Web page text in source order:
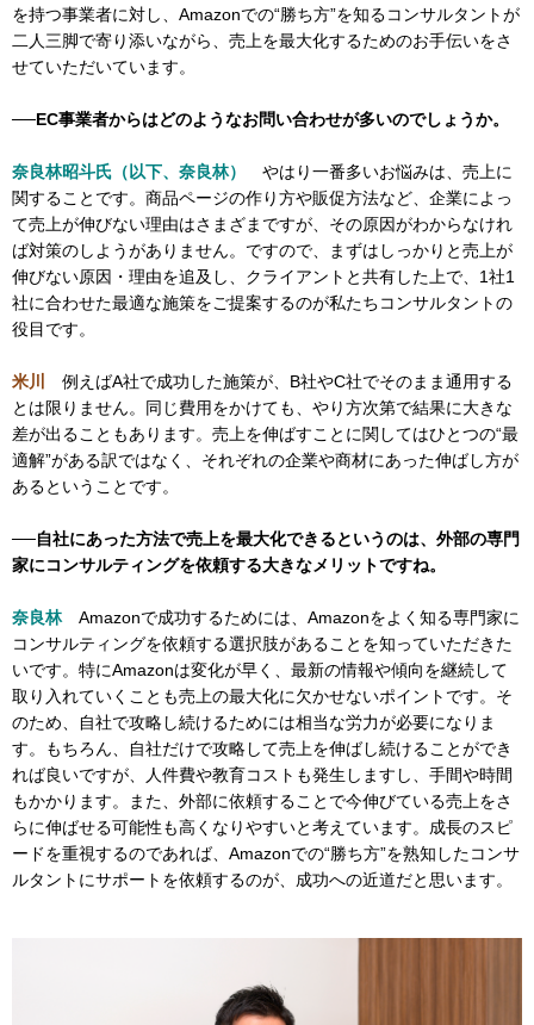
を持つ事業者に対し、Amazonでの“勝ち方”を知るコンサルタントが
二人三脚で寄り添いながら、売上を最大化するためのお手伝いをさ
せていただいています。
──EC事業者からはどのようなお問い合わせが多いのでしょうか。
奈良林昭斗氏（以下、奈良林）
やはり一番多いお悩みは、売上に
関することです。商品ページの作り方や販促方法など、企業によっ
て売上が伸びない理由はさまざまですが、その原因がわからなけれ
ば対策のしようがありません。ですので、まずはしっかりと売上が
伸びない原因・理由を追及し、クライアントと共有した上で、1社1
社に合わせた最適な施策をご提案するのが私たちコンサルタントの
役目です。
米川
例えばA社で成功した施策が、B社やC社でそのまま通用する
とは限りません。同じ費用をかけても、やり方次第で結果に大きな
差が出ることもあります。売上を伸ばすことに関してはひとつの“最
適解”がある訳ではなく、それぞれの企業や商材にあった伸ばし方が
あるということです。
──自社にあった方法で売上を最大化できるというのは、外部の専門
家にコンサルティングを依頼する大きなメリットですね。
奈良林Amazonで成功するためには、Amazonをよく知る専門家に
コンサルティングを依頼する選択肢があることを知っていただきた
いです。特にAmazonは変化が早く、最新の情報や傾向を継続して
取り入れていくことも売上の最大化に欠かせないポイントです。そ
のため、自社で攻略し続けるためには相当な労力が必要になりま
す。もちろん、自社だけで攻略して売上を伸ばし続けることができ
れば良いですが、人件費や教育コストも発生しますし、手間や時間
もかかります。また、外部に依頼することで今伸びている売上をさ
らに伸ばせる可能性も高くなりやすいと考えています。成長のスピ
ードを重視するのであれば、Amazonでの“勝ち方”を熟知したコンサ
ルタントにサポートを依頼するのが、成功への近道だと思います。